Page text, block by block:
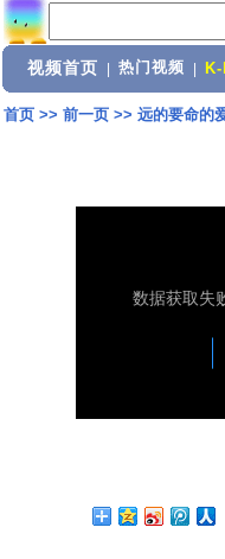
视频首页 热门视频
首页>> 前一页>> 远的要命的